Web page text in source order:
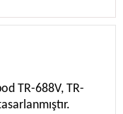
TR-688V, TR-